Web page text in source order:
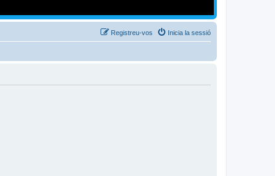
Inicia la sessió
Registreu-vos